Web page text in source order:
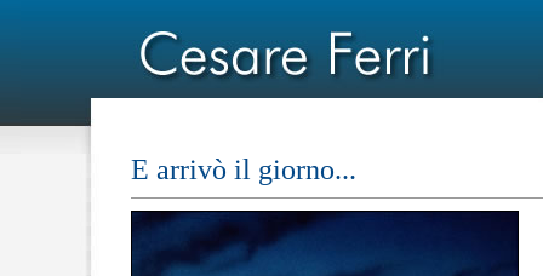
E arrivò il giorno...